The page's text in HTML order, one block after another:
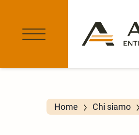
Home Chi siamo